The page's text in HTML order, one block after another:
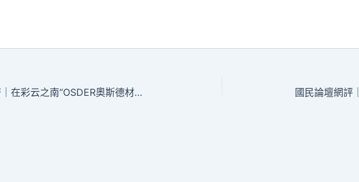
外籍記者看中國經濟｜在彩云之南“OSDER奧斯德材料報價品嘗”高東西的品質成長